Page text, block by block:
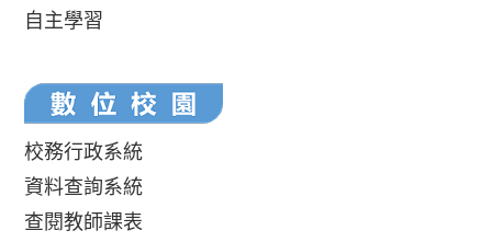
自主學習
校務行政系統
資料查詢系統
查閱教師課表